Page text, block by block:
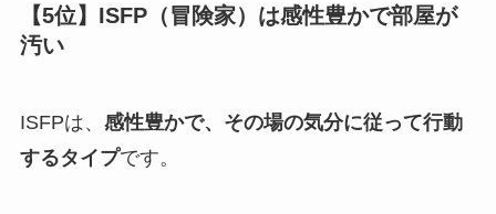
【5位】ISFP（冒険家）は感性豊かで部屋が
汚い
ISFPは、 感性豊かで、その場の気分に従って行動
するタイプです。